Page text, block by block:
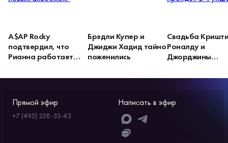
A$AP Rocky
подтвердил, что
Рианна работает
Брэдли Купер и
Джиджи Хадид тайно
поженились
Свадьба
Роналду и
Джорджины
Фуншале
Прямой эфир
+7 (495) 258-33-43
Написать в эфир